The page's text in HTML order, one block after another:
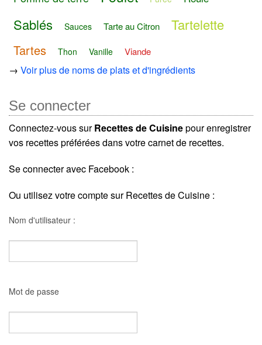
Sablés Sauces Tarte au Citron Tartelette
Tartes Thon Vanille Viande
→ Voir plus de noms de plats et d'ingrédients
Se connecter
Connectez-vous surRecettes de Cuisinepour enregistrer
vos recettes préférées dans votre carnet de recettes.
Se connecter avec Facebook :
Ou utilisez votre compte sur Recettes de Cuisine :
Nom d'utilisateur :
Mot de passe